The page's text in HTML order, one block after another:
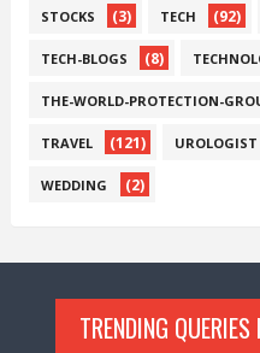
STOCKS (3) TECH (92)
TECH-BLOGS (8)
THE-WORLD-PROTECTION-
TRAVEL (121) UROLOGIST
WEDDING (2)
TRENDING